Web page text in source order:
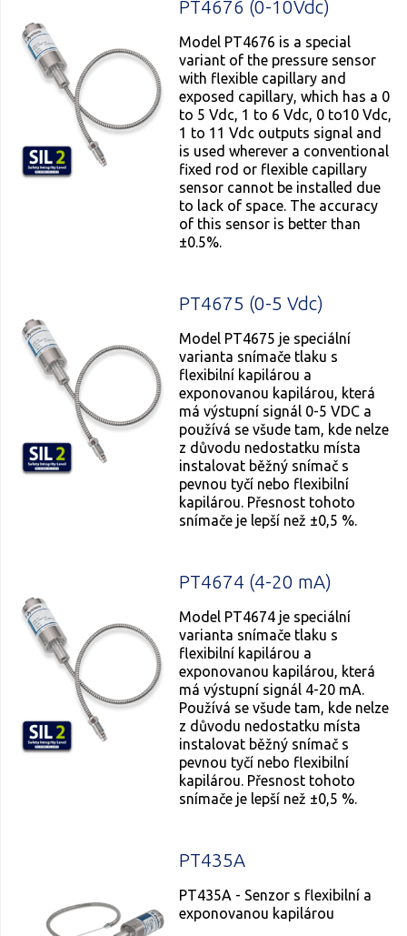
PT4676 (0-10Vdc)
Model PT4676 is a special
variant of the pressure sensor
with flexible capillary and
exposed capillary, which has a 0
to 5 Vdc, 1 to 6 Vdc, 0 to10 Vdc,
1 to 11 Vdc outputs signal and
is used wherever a conventional
fixed rod or flexible capillary
sensor cannot be installed due
to lack of space. The accuracy
of this sensor is better than
±0.5%.
PT4675 (0-5 Vdc)
Model PT4675 je speciální
varianta snímače tlaku s
flexibilní kapilárou a
exponovanou kapilárou, která
má výstupní signál 0-5 VDC a
používá se všude tam, kde nelze
z důvodu nedostatku místa
instalovat běžný snímač s
pevnou tyčí nebo flexibilní
kapilárou. Přesnost tohoto
snímače je lepší než ±0,5 %.
PT4674 (4-20 mA)
Model PT4674 je speciální
varianta snímače tlaku s
flexibilní kapilárou a
exponovanou kapilárou, která
má výstupní signál 4-20 mA.
Používá se všude tam, kde nelze
z důvodu nedostatku místa
instalovat běžný snímač s
pevnou tyčí nebo flexibilní
kapilárou. Přesnost tohoto
snímače je lepší než ±0,5 %.
PT435A
PT435A - Senzor s flexibilní a
exponovanou kapilárou